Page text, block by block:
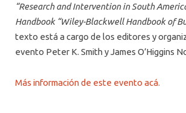
“Research and Intervention in South
Handbook “Wiley-Blackwell Handbook of
texto está a cargo de los editores y
evento Peter K. Smith y James O’Higgins
Más información de este evento acá.